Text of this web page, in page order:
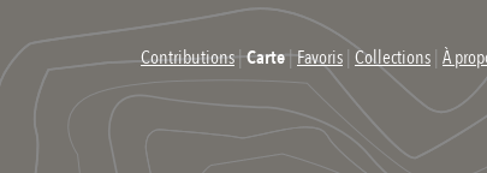
Contributions|Carte|Favoris| Collections| À